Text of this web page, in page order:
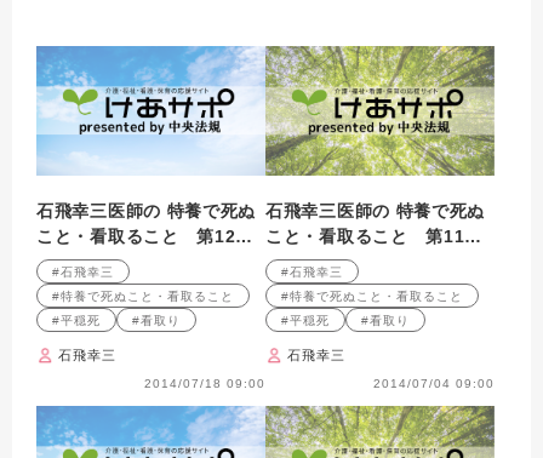
石飛幸三医師の 特養で死ぬ
こと・看取ること 第12
回 特養の職員へのメッセ
ージ
#石飛幸三
#特養で死ぬこと・看取ること
#平穏死
#看取り
石飛幸三
2014/07/18 09:00
石飛幸三医師の 特養で死ぬ
こと・看取ること 第11
回 看取りに携わる職員の
思い
#石飛幸三
#特養で死ぬこと・看取ること
#平穏死
#看取り
石飛幸三
2014/07/04 09:00